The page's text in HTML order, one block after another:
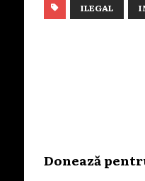
ILEGAL
Donează